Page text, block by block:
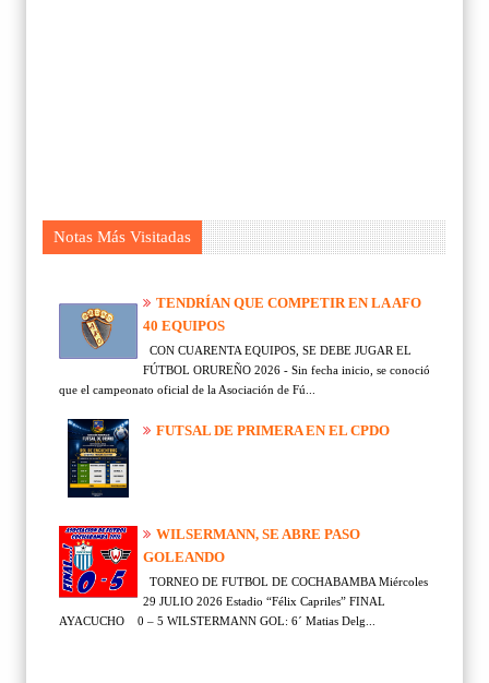
Notas Más Visitadas
TENDRÍAN QUE COMPETIR EN LA AFO
40 EQUIPOS
CON CUARENTA EQUIPOS, SE DEBE JUGAR EL
FÚTBOL ORUREÑO 2026 - Sin fecha inicio, se conoció
que el campeonato oficial de la Asociación de Fú...
FUTSAL DE PRIMERA EN EL CPDO
WILSERMANN, SE ABRE PASO
GOLEANDO
TORNEO DE FUTBOL DE COCHABAMBA Miércoles
29 JULIO 2026 Estadio “Félix Capriles” FINAL
AYACUCHO 0 – 5 WILSTERMANN GOL: 6´ Matias Delg...